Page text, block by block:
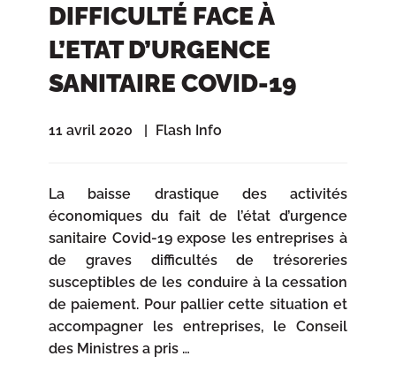
DIFFICULTÉ FACE À
L’ETAT D’URGENCE
SANITAIRE COVID-19
11 avril 2020 Flash Info
La baisse drastique des activités
économiques du fait de l’état d’urgence
sanitaire Covid-19 expose les entreprises à
de graves difficultés de trésoreries
susceptibles de les conduire à la cessation
de paiement. Pour pallier cette situation et
accompagner les entreprises, le Conseil
des Ministres a pris …